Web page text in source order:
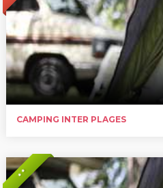
CAMPING INTER PLAGES
* *